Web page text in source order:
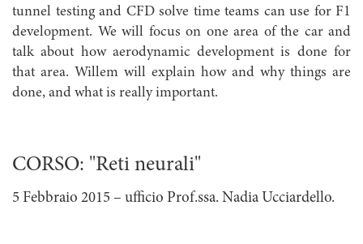
tunnel testing and CFD solve time teams can use for F1
development. We will focus on one area of the car and
talk about how aerodynamic development is done for
that area. Willem will explain how and why things are
done, and what is really important.
CORSO: "Reti neurali"
5 Febbraio 2015 – ufficio Prof.ssa. Nadia Ucciardello.